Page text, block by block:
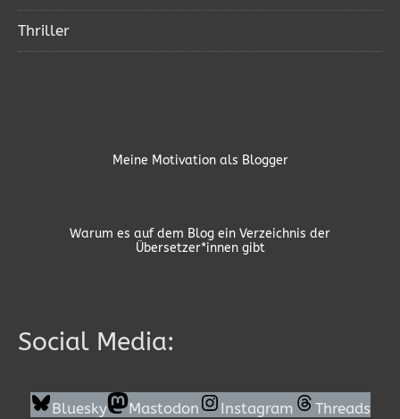
Thriller
Meine Motivation als Blogger
Warum es auf dem Blog ein Verzeichnis der
Übersetzer*innen gibt
Social Media:
Bluesky Mastodon Instagram Threads